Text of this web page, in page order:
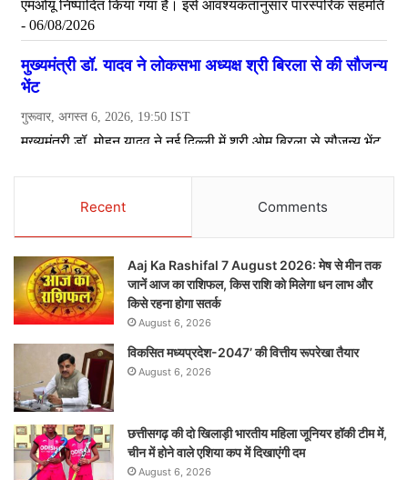
Recent Comments
Aaj Ka Rashifal 7 August 2026: मेष से मीन तक
जानें आज का राशिफल, किस राशि को मिलेगा धन लाभ और
किसे रहना होगा सतर्क
August 6, 2026
विकसित मध्यप्रदेश-2047’ की वित्तीय रूपरेखा तैयार
August 6, 2026
छत्तीसगढ़ की दो खिलाड़ी भारतीय महिला जूनियर हॉकी टीम में,
चीन में होने वाले एशिया कप में दिखाएंगी दम
August 6, 2026